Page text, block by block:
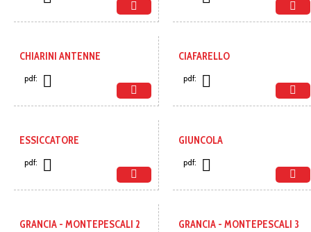
CHIARINI ANTENNE
pdf:
CIAFARELLO
pdf:
ESSICCATORE
pdf:
GIUNCOLA
pdf:
GRANCIA - MONTEPESCALI 2 GRANCIA - MONTEPESCALI 3